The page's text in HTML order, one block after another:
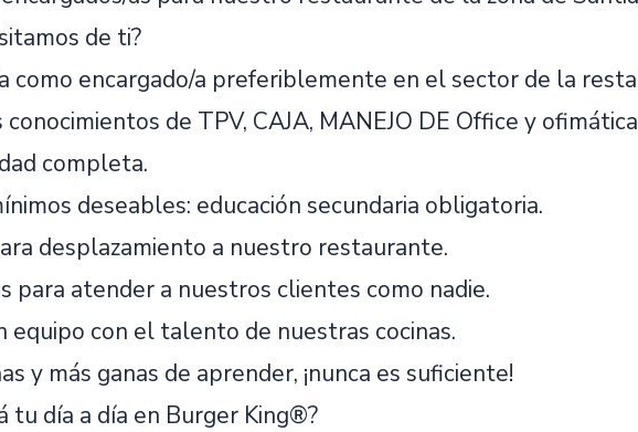
de ti?
como encargado/a preferiblemente en el sector de la
de TPV, CAJA, MANEJO DE Office y
completa.
deseables: educación secundaria obligatoria.
desplazamiento a nuestro restaurante.
para atender a nuestros clientes como nadie.
equipo con el talento de nuestras cocinas.
y más ganas de aprender, ¡nunca es suficiente!
tu día a día en Burger King®?